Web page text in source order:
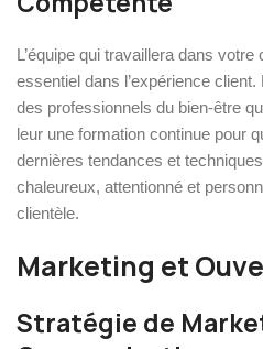
L’équipe qui travaillera dans
essentiel dans l’expérience
des professionnels du bien-être
leur une formation continue pour
dernières tendances et
chaleureux, attentionné et
clientèle.
Marketing et
Stratégie de